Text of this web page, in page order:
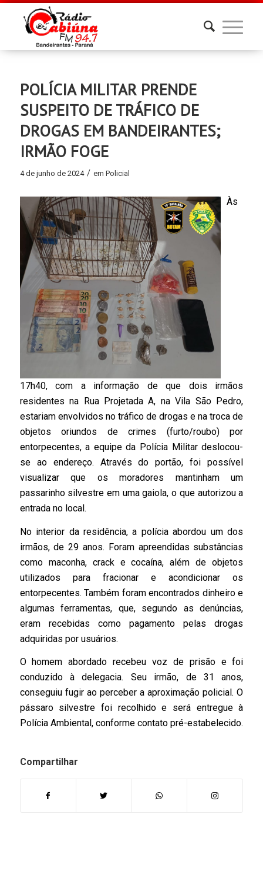
POLÍCIA MILITAR PRENDE
SUSPEITO DE TRÁFICO DE
DROGAS EM BANDEIRANTES;
IRMÃO FOGE
4 de junho de 2024 / em Policial
Às
17h40, com a informação de que dois irmãos
residentes na Rua Projetada A, na Vila São Pedro,
estariam envolvidos no tráfico de drogas e na troca de
objetos oriundos de crimes (furto/roubo) por
entorpecentes, a equipe da Polícia Militar deslocou-
se ao endereço. Através do portão, foi possível
visualizar que os moradores mantinham um
passarinho silvestre em uma gaiola, o que autorizou a
entrada no local.
No interior da residência, a polícia abordou um dos
irmãos, de 29 anos. Foram apreendidas substâncias
como maconha, crack e cocaína, além de objetos
utilizados para fracionar e acondicionar os
entorpecentes. Também foram encontrados dinheiro e
algumas ferramentas, que, segundo as denúncias,
eram recebidas como pagamento pelas drogas
adquiridas por usuários.
O homem abordado recebeu voz de prisão e foi
conduzido à delegacia. Seu irmão, de 31 anos,
conseguiu fugir ao perceber a aproximação policial. O
pássaro silvestre foi recolhido e será entregue à
Polícia Ambiental, conforme contato pré-estabelecido.
Compartilhar